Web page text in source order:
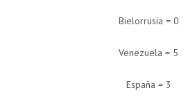
Bielorrusia = 0
Venezuela = 5
España = 3